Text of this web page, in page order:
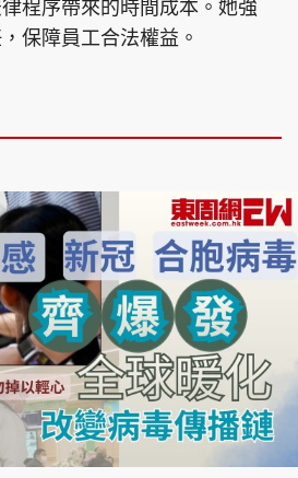
程序帶來的時間成本。她強
保障員工合法權益。